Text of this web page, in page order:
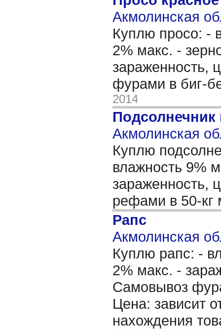
Акмолинская
Куплю просо: -
2% макс. -
зараженность,
фурами в биг-
2014
Акмолинская
Куплю
влажность 9%
зараженность,
рефами в 50-
Рапс
Акмолинская
Куплю рапс: -
2% макс. -
Самовывоз
Цена: зависит
нахождения